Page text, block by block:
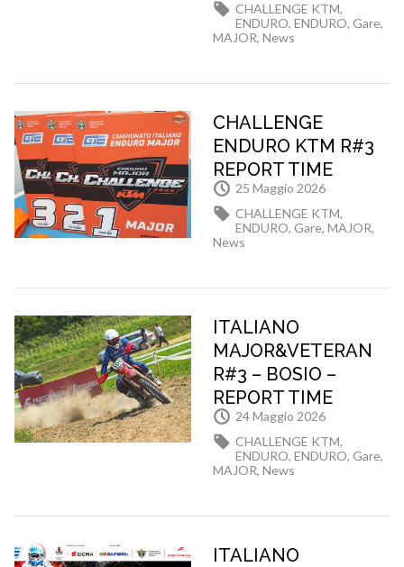
CHALLENGE KTM,
ENDURO,ENDURO, Gare,
MAJOR,News
CHALLENGE
ENDURO KTM R#3
REPORT TIME
25 Maggio 2026
CHALLENGE KTM,
ENDURO, Gare,MAJOR,
News
ITALIANO
MAJOR&VETERAN
R#3 – BOSIO –
REPORT TIME
24 Maggio 2026
CHALLENGE KTM,
ENDURO,ENDURO, Gare,
MAJOR,News
ITALIANO